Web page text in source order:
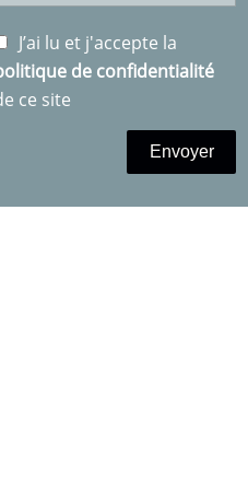
J’ai lu et j'accepte la
de confidentialité
ce site
Envoyer